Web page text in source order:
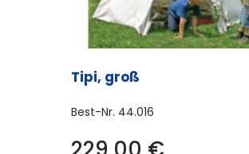
Tipi, groß
Best-Nr. 44.016